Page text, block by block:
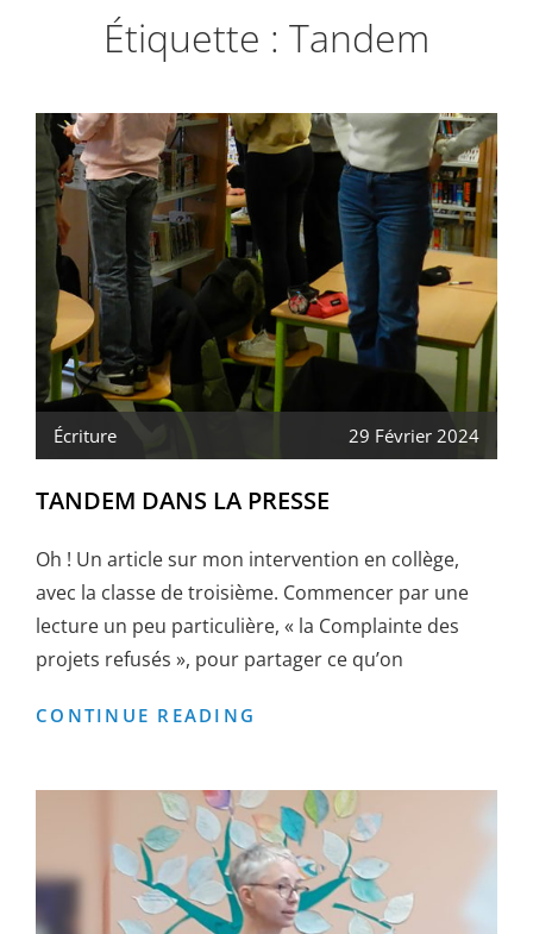
Étiquette : Tandem
Écriture 29 Février 2024
TANDEM DANS LA PRESSE
Oh ! Un article sur mon intervention en collège,
avec la classe de troisième. Commencer par une
lecture un peu particulière, « la Complainte des
projets refusés », pour partager ce qu’on
CONTINUE READING
PRESSE